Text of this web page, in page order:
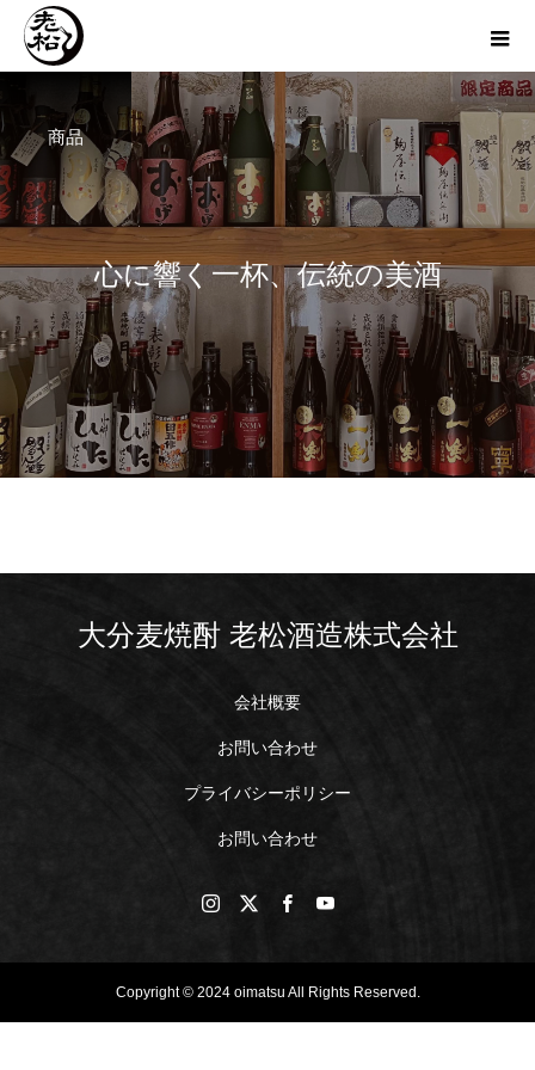
商品
心に響く一杯、伝統の美酒
大分麦焼酎 老松酒造株式会社
会社概要
お問い合わせ
プライバシーポリシー
お問い合わせ
Copyright © 2024 oimatsu All Rights Reserved.